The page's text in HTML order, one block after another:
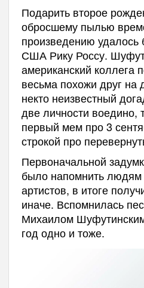
Подарить второе
обросшему пылью
произведению удалось
США Рику Россу.
американский коллега
весьма похожи друг на
некто неизвестный
две личности воедино,
первый мем про 3
строкой про
Первоначальной
было напомнить людям
артистов, в итоге
иначе. Вспомнилась
Михаилом
год одно и тоже.